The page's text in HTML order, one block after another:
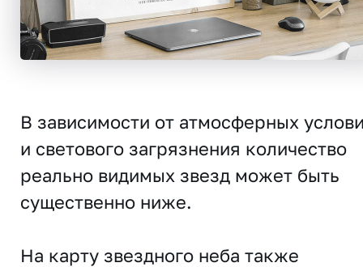
В зависимости от атмосферных
и светового загрязнения количество
реально видимых звезд может быть
существенно ниже.
На карту звездного неба также